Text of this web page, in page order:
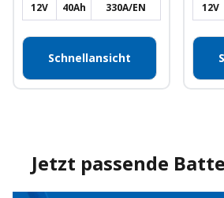
12V 40Ah 330A/EN
Schnellansicht
12V
Jetzt passende